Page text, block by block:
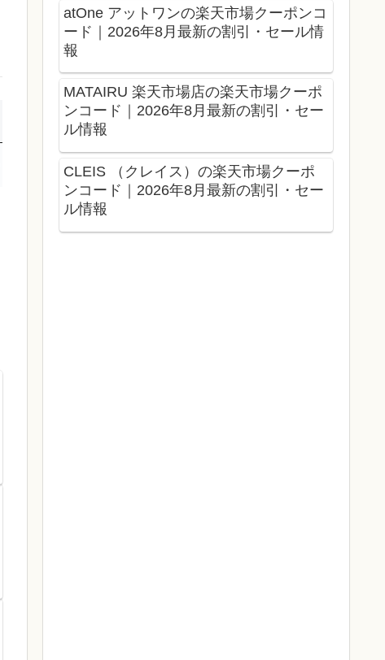
atOne アットワンの楽天市場クーポンコ
ード｜2026年8月最新の割引・セール情
報
MATAIRU 楽天市場店の楽天市場クーポ
ンコード｜2026年8月最新の割引・セー
ル情報
CLEIS （クレイス）の楽天市場クーポ
ンコード｜2026年8月最新の割引・セー
ル情報